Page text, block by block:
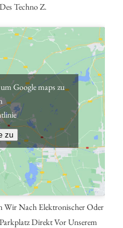
Techno Z.
Google maps zu
zu
Wir Nach Elektronischer Oder
Direkt Vor Unserem